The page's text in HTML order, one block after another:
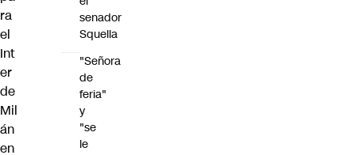
ra
el
Int
er
de
Mil
án
en
senador
Squella
"Señora
de
feria"
y
"se
le